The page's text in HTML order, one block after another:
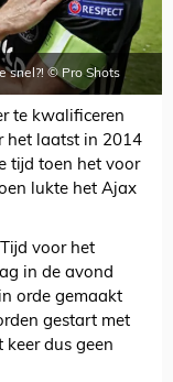
snel?! © Pro Shots
te kwalificeren
het laatst in 2014
tijd toen het voor
lukte het Ajax
voor het
in de avond
orde gemaakt
gestart met
keer dus geen